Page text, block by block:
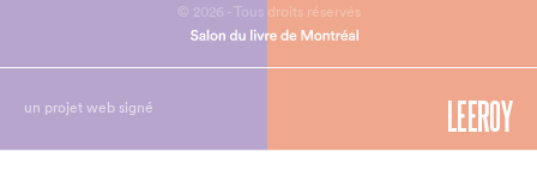
© 2026 - Tous droits réservés
un projet web signé